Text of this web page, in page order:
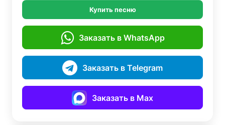
Купить песню
Заказать в WhatsApp
Заказать в Telegram
Заказать в Max